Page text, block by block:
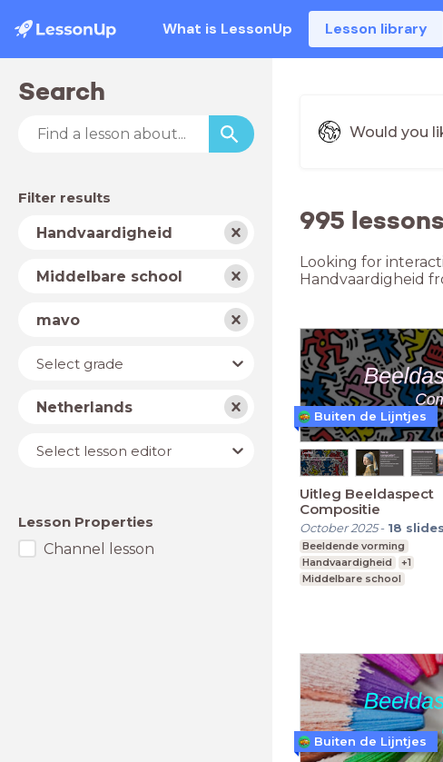
What is LessonUp Lesson library
Search
Filter results
Subject
Handvaardigheid
School
typeMiddelbare school
mavo
YearSelect grade
Country
Netherlands
Lesson
editor
Select lesson editor
Lesson Properties
Channel lesson
Would you
995
Looking for
Handvaardigheid
Uitleg Beeldaspect
Compositie
October 2025- 18 slides
Beeldende vorming
Handvaardigheid
+1
Middelbare school
Buiten de Lijntjes
Buiten de Lijntjes